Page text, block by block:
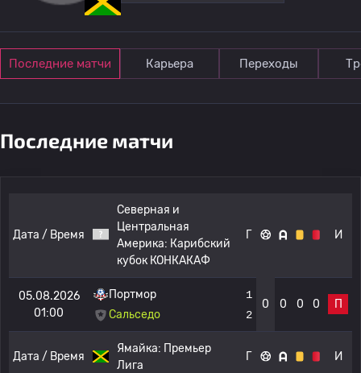
Последние матчи Карьера Переходы
Последние матчи
Дата / Время
Северная и
Центральная
Америка: Карибский
кубок КОНКАКАФ
Г И
05.08.2026
01:00
Портмор
Сальседо
1
2
0 0 0 0 П
Дата / Время
Ямайка: Премьер
Лига
Г И